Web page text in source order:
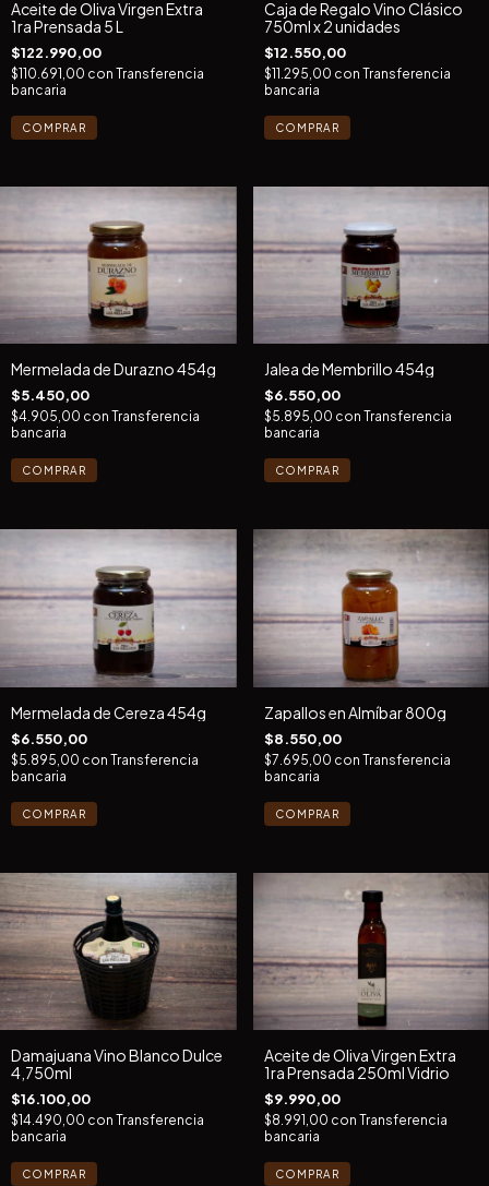
Aceite de Oliva Virgen Extra
1ra Prensada 5 L
$122.990,00
$110.691,00 con Transferencia
bancaria
Caja de Regalo Vino Clásico
750ml x 2 unidades
$12.550,00
$11.295,00 con Transferencia
bancaria
Mermelada de Durazno 454g
$5.450,00
$4.905,00 con Transferencia
bancaria
Jalea de Membrillo 454g
$6.550,00
$5.895,00 con Transferencia
bancaria
Mermelada de Cereza 454g
$6.550,00
$5.895,00 con Transferencia
bancaria
Zapallos en Almíbar 800g
$8.550,00
$7.695,00 con Transferencia
bancaria
Damajuana Vino Blanco Dulce
4,750ml
$16.100,00
$14.490,00 con Transferencia
bancaria
Aceite de Oliva Virgen Extra
1ra Prensada 250ml Vidrio
$9.990,00
$8.991,00 con Transferencia
bancaria